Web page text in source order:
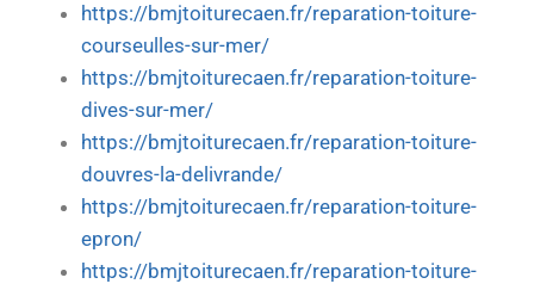
https://bmjtoiturecaen.fr/reparation-toiture-
courseulles-sur-mer/
https://bmjtoiturecaen.fr/reparation-toiture-
dives-sur-mer/
https://bmjtoiturecaen.fr/reparation-toiture-
douvres-la-delivrande/
https://bmjtoiturecaen.fr/reparation-toiture-
epron/
https://bmjtoiturecaen.fr/reparation-toiture-